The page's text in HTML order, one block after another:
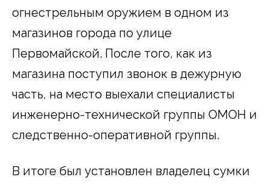
огнестрельным оружием в одном из
магазинов города по улице
Первомайской. После того, как из
магазина поступил звонок в дежурную
часть, на место выехали специалисты
инженерно-технической группы ОМОН и
следственно-оперативной группы.
В итоге был установлен владелец сумки